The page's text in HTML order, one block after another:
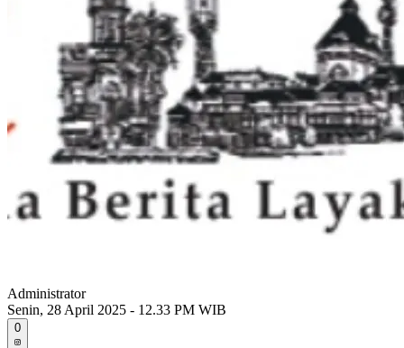
Administrator
Senin, 28 April 2025 - 12.33 PM WIB
0